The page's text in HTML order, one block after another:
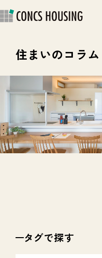
住まいのコラム
タグで探す